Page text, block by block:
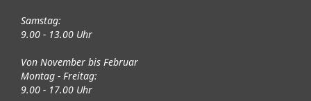
Samstag:
9.00 - 13.00 Uhr
Von November bis Februar
Montag - Freitag:
9.00 - 17.00 Uhr